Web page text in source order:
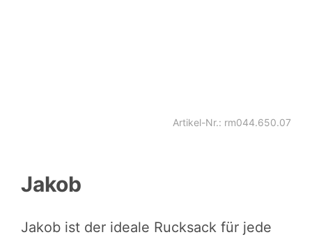
Artikel-Nr.: rm044.650.07
Jakob
Jakob ist der ideale Rucksack für jede